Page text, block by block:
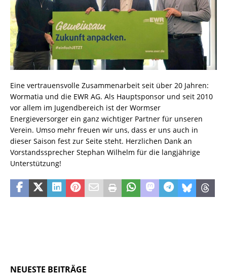
Eine vertrauensvolle Zusammenarbeit seit über 20 Jahren:
Wormatia und die EWR AG. Als Hauptsponsor und seit 2010
vor allem im Jugendbereich ist der Wormser
Energieversorger ein ganz wichtiger Partner für unseren
Verein. Umso mehr freuen wir uns, dass er uns auch in
dieser Saison fest zur Seite steht. Herzlichen Dank an
Vorstandssprecher Stephan Wilhelm für die langjährige
Unterstützung!
NEUESTE BEITRÄGE